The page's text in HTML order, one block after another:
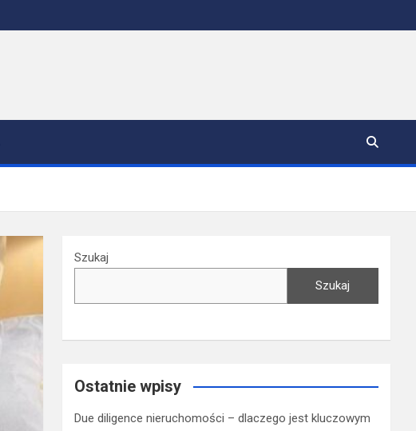
Szukaj
Szukaj
Ostatnie wpisy
Due diligence nieruchomości – dlaczego jest kluczowym